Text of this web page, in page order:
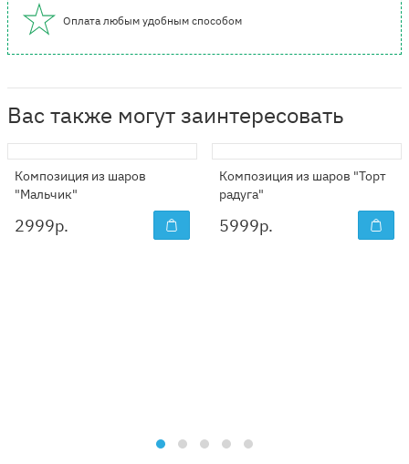
Оплата любым удобным способом
Вас также могут заинтересовать
Композиция из шаров
"Мальчик"
2999р.
Композиция из шаров "Торт
радуга"
5999р.